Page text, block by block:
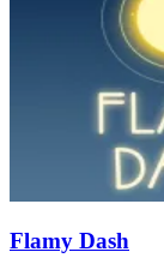
Flamy Dash